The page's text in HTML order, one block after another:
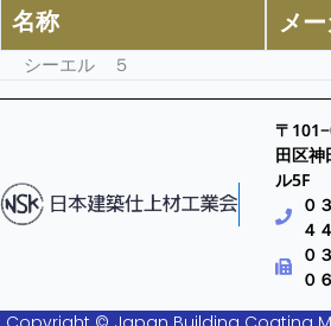
名称 メ
シーエル ５
〒
田区神
ル5F
０
４４
０
０６